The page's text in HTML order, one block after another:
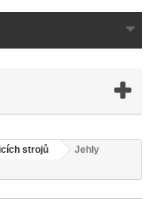
strojů
Jehly